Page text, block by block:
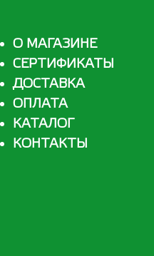
О МАГАЗИНЕ
СЕРТИФИКАТЫ
ДОСТАВКА
ОПЛАТА
КАТАЛОГ
КОНТАКТЫ